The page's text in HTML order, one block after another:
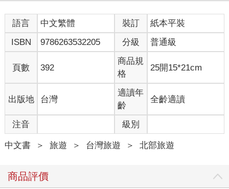
語言 中文繁體 裝訂
紙本平裝
ISBN
9786263532205 分級 普通級
頁數 392
商品規
格
25開15*21cm
出版地 台灣
適讀年
齡
全齡適讀
注音 級別
中文書 ＞ 旅遊 ＞ 台灣旅遊 ＞ 北部旅遊
商品評價